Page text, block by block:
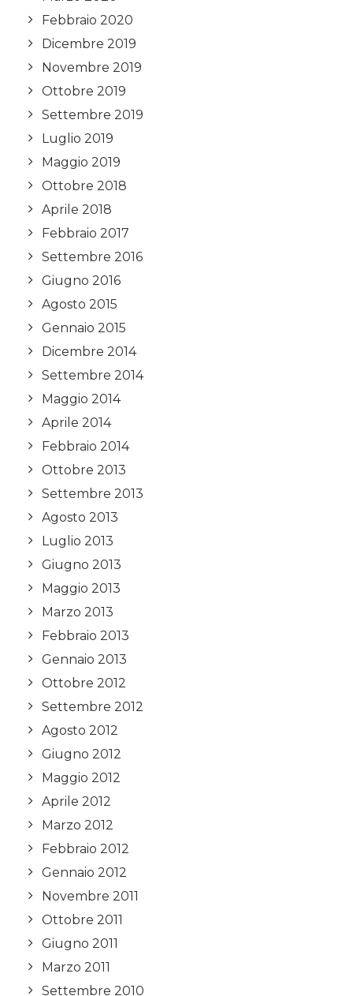
Febbraio 2020
Dicembre 2019
Novembre 2019
Ottobre 2019
Settembre 2019
Luglio 2019
Maggio 2019
Ottobre 2018
Aprile 2018
Febbraio 2017
Settembre 2016
Giugno 2016
Agosto 2015
Gennaio 2015
Dicembre 2014
Settembre 2014
Maggio 2014
Aprile 2014
Febbraio 2014
Ottobre 2013
Settembre 2013
Agosto 2013
Luglio 2013
Giugno 2013
Maggio 2013
Marzo 2013
Febbraio 2013
Gennaio 2013
Ottobre 2012
Settembre 2012
Agosto 2012
Giugno 2012
Maggio 2012
Aprile 2012
Marzo 2012
Febbraio 2012
Gennaio 2012
Novembre 2011
Ottobre 2011
Giugno 2011
Marzo 2011
Settembre 2010